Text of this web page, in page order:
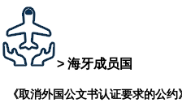
> 海牙成员国
《取消外国公文书认证要求的公